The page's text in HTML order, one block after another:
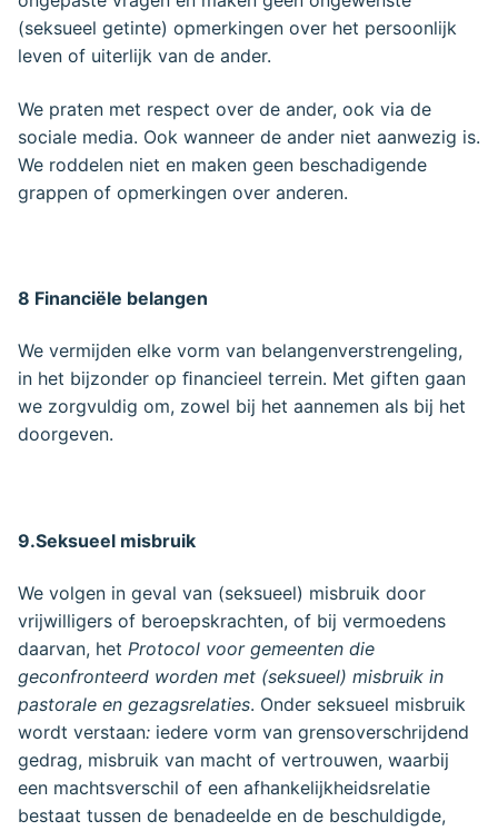
(seksueel getinte) opmerkingen over het persoonlijk
leven of uiterlijk van de ander.
We praten met respect over de ander, ook via de
sociale media. Ook wanneer de ander niet aanwezig is.
We roddelen niet en maken geen beschadigende
grappen of opmerkingen over anderen.
8 Financiële belangen
We vermijden elke vorm van belangenverstrengeling,
in het bijzonder op ﬁnancieel terrein. Met giften gaan
we zorgvuldig om, zowel bij het aannemen als bij het
doorgeven.
9.Seksueel misbruik
We volgen in geval van (seksueel) misbruik door
vrijwilligers of beroepskrachten, of bij vermoedens
daarvan, het Protocol voor gemeenten die
geconfronteerd worden met (seksueel) misbruik in
pastorale en gezagsrelaties. Onder seksueel misbruik
wordt verstaan: iedere vorm van grensoverschrijdend
gedrag, misbruik van macht of vertrouwen, waarbij
een machtsverschil of een afhankelijkheidsrelatie
bestaat tussen de benadeelde en de beschuldigde,